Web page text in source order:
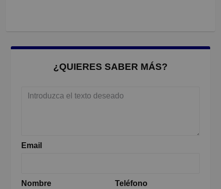
¿QUIERES SABER MÁS?
Email
Nombre Teléfono